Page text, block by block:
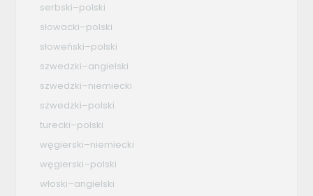
serbski–polski
słowacki–polski
słoweński–polski
szwedzki–angielski
szwedzki–niemiecki
szwedzki–polski
turecki–polski
węgierski–niemiecki
węgierski–polski
włoski–angielski